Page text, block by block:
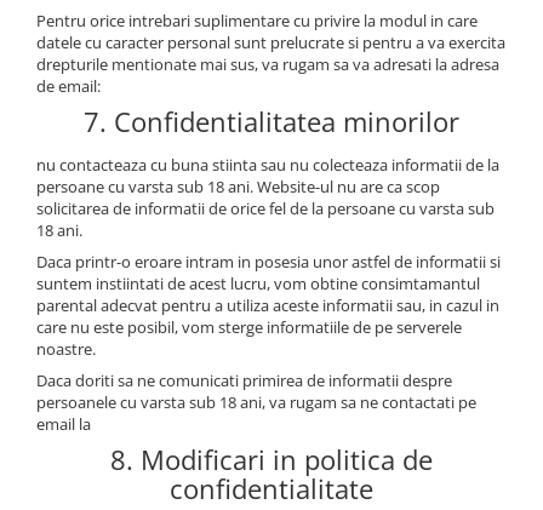
Produse Divinol
Ulei compresor
Ulei motor
Ulei hidraulic
Ulei de frana
Uleiuri speciale
Consumabile service
Vaseline
Spray service
Scule service
Spray vopsea
Solutii Reparatii
Solutii intretinere
Pasta curatat mainile
Solutii indepartat uleiul
Piese Demag
Piese Clark Michigan
Piese Challenger
Piese Bucher Municipal
Piese Bruunet
Piese Boschung
Piese Boki
Piese Belloli
Piese Audureau
Piese Akerman
Pellenc
Piese Bimex
Pentru orice intrebari suplimentare cu privire la modul in care
datele cu caracter personal sunt prelucrate si pentru a va exercita
drepturile mentionate mai sus, va rugam sa va adresati la adresa
de email:
7. Confidentialitatea minorilor
nu contacteaza cu buna stiinta sau nu colecteaza informatii de la
persoane cu varsta sub 18 ani. Website-ul nu are ca scop
solicitarea de informatii de orice fel de la persoane cu varsta sub
18 ani.
Daca printr-o eroare intram in posesia unor astfel de informatii si
suntem instiintati de acest lucru, vom obtine consimtamantul
parental adecvat pentru a utiliza aceste informatii sau, in cazul in
care nu este posibil, vom sterge informatiile de pe serverele
noastre.
Daca doriti sa ne comunicati primirea de informatii despre
persoanele cu varsta sub 18 ani, va rugam sa ne contactati pe
email la
8. Modificari in politica de
confidentialitate